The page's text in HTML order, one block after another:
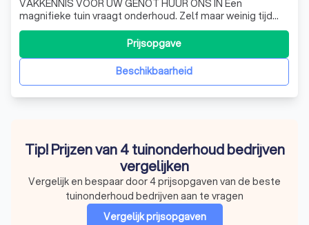
VAKKENNIS VOOR UW GENOT HUUR ONS IN Een
magnifieke tuin vraagt onderhoud. Zelf maar weinig tijd
door een drukke job, een goed gevulde agenda of
levensstijl? Of mis je toch die groene vingers om je tuin
van de beste verzorging te voorzien?
Beschikbaarheid
Prijsopgave
Tip! Prijzen van 4 tuinonderhoud bedrijven
vergelijken
Vergelijk en bespaar door 4 prijsopgaven van de beste
tuinonderhoud bedrijven aan te vragen
Vergelijk prijsopgaven